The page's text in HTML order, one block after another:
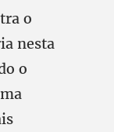
o
nesta
o